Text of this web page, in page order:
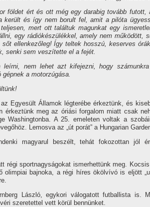
földet ért és ott még egy darabig tovább
került és í­gy nem borult fel, amit a pilóta
mert ott találtuk magunkat egy
egy rádiókészülékkel, amely nem működött,
ellenkezőleg! Így teltek hosszú, keserves
senki sem veszí­tette el a fejét.
leí­rni, nem lehet azt kifejezni, hogy
gépnek a motorzúgása.
az Egyesült Államok légterébe érkeztünk, és
érkeztünk meg az óriási forgalom miatt csak
Washingtonba. A 25. emeleten voltak a
Lemosva az „út porát” a Hungarian
magyarul beszélt, tehát fokozottan jól
régi sportnagyságokat ismerhettünk meg. Kocsis
olimpiai bajnoka, a régi hí­res ökölví­vó is eljött
László, egykori válogatott futballista is.
szeretettel vett körül bennünket.